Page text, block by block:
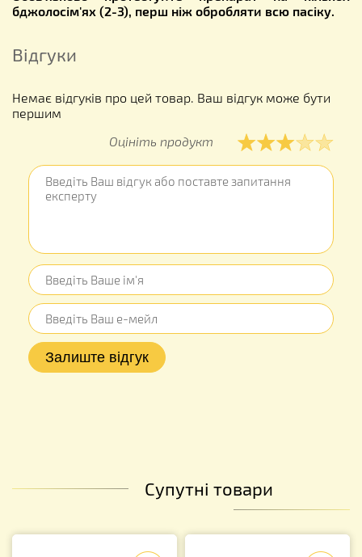
бджолосім'ях (2-3), перш ніж обробляти всю пасіку.
Відгуки
Немає відгуків про цей товар. Ваш відгук може бути
першим
Оцініть продукт
Супутні товари